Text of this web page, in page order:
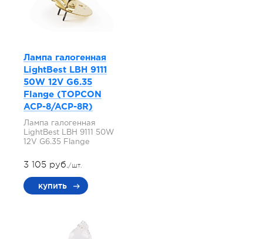
Лампа галогенная
LightBest LBH 9111
50W 12V G6.35
Flange (TOPCON
ACP-8/ACP-8R)
Лампа галогенная
LightBest LBH 9111 50W
12V G6.35 Flange
3 105 руб./шт.
купить